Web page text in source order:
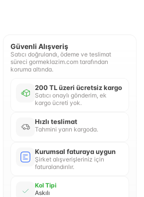
Güvenli Alışveriş
Satıcı doğrulandı, ödeme ve teslimat
süreci gormeklazim.com tarafından
koruma altında.
200 TL üzeri ücretsiz kargo
Satıcı onaylı gönderim, ek
kargo ücreti yok.
Hızlı teslimat
Tahmini yarın kargoda.
Kurumsal faturaya uygun
Şirket alışverişleriniz için
faturalandırılır.
Kol Tipi
Askılı